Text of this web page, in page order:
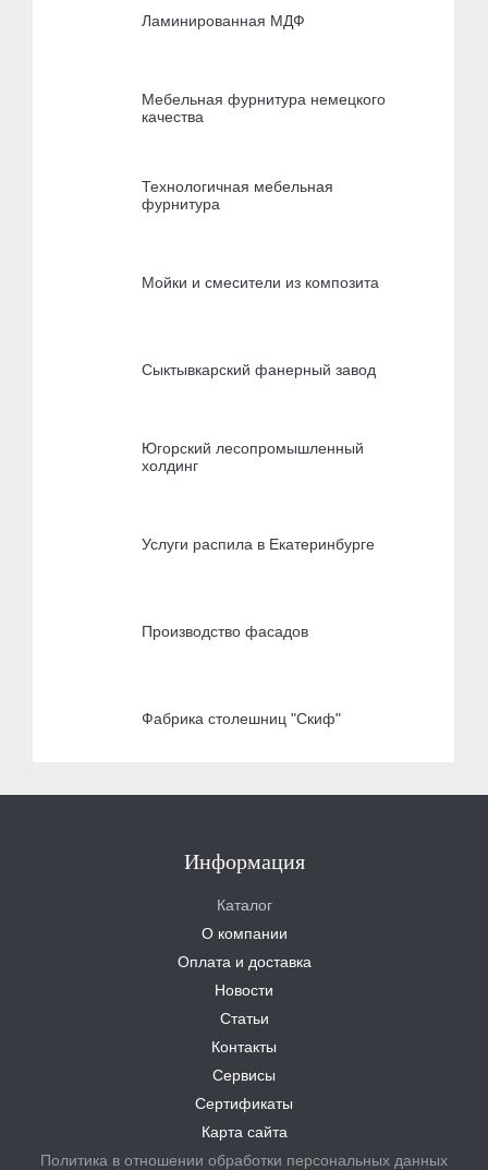
Ламинированная МДФ
Мебельная фурнитура немецкого
качества
Технологичная мебельная
фурнитура
Мойки и смесители из композита
Сыктывкарский фанерный завод
Югорский лесопромышленный
холдинг
Услуги распила в Екатеринбурге
Производство фасадов
Фабрика столешниц "Скиф"
Информация
Каталог
О компании
Оплата и доставка
Новости
Статьи
Контакты
Сервисы
Сертификаты
Карта сайта
Политика в отношении обработки персональных данных